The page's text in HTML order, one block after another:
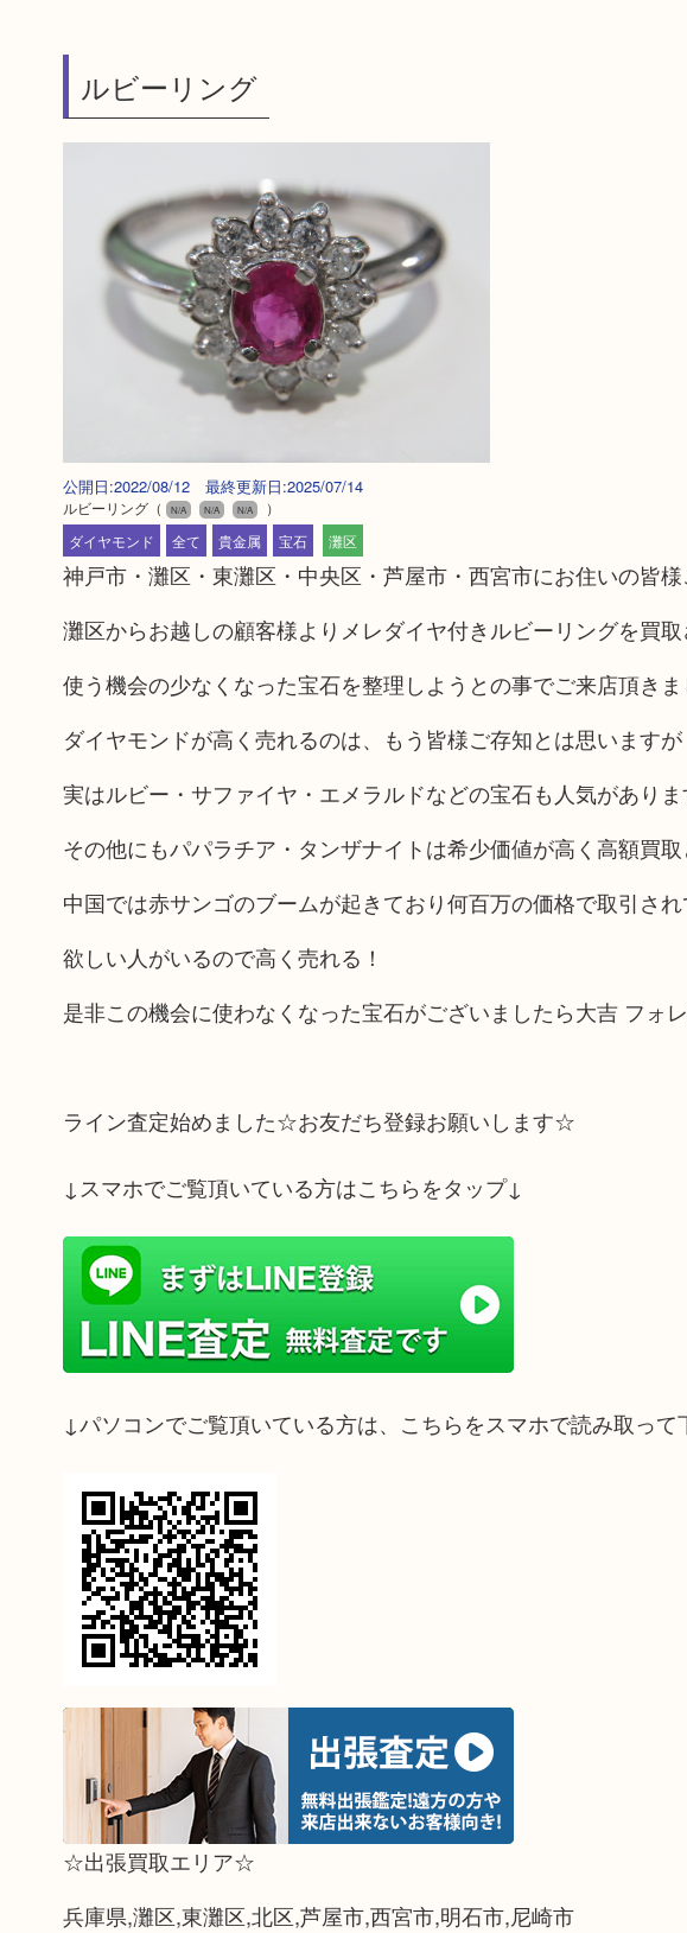
ルビーリング
公開日:2022/08/12 最終更新日:2025/07/14
ルビーリング（ N/A N/A N/A
）
ダイヤモンド
全て 貴金属 宝石 灘区
神戸市・灘区・東灘区・中央区・芦屋市・西宮市にお住いの皆
灘区からお越しの顧客様よりメレダイヤ付きルビーリングを買取
使う機会の少なくなった宝石を整理しようとの事でご来店頂きま
ダイヤモンドが高く売れるのは、もう皆様ご存知とは思いますが
実はルビー・サファイヤ・エメラルドなどの宝石も人気がありま
その他にもパパラチア・タンザナイトは希少価値が高く高額買取
中国では赤サンゴのブームが起きており何百万の価格で取引され
欲しい人がいるので高く売れる！
是非この機会に使わなくなった宝石がございましたら大吉 フォ
ライン査定始めました☆お友だち登録お願いします☆
↓スマホでご覧頂いている方はこちらをタップ↓
↓パソコンでご覧頂いている方は、こちらをスマホで読み取って
☆出張買取エリア☆
兵庫県,灘区,東灘区,北区,芦屋市,西宮市,明石市,尼崎市